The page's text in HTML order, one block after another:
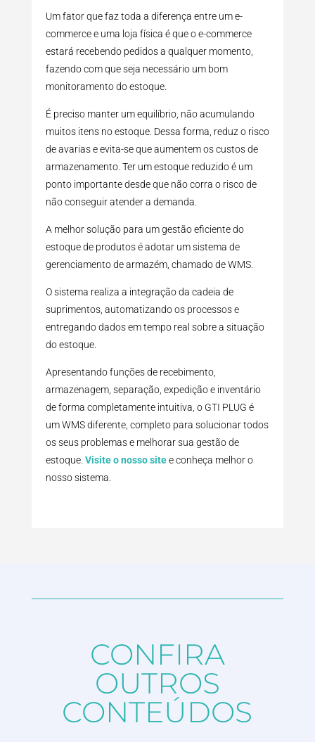
Um fator que faz toda a diferença entre um e-
commerce e uma loja física é que o e-commerce
estará recebendo pedidos a qualquer momento,
fazendo com que seja necessário um bom
monitoramento do estoque.
É preciso manter um equilíbrio, não acumulando
muitos itens no estoque. Dessa forma, reduz o risco
de avarias e evita-se que aumentem os custos de
armazenamento. Ter um estoque reduzido é um
ponto importante desde que não corra o risco de
não conseguir atender a demanda.
A melhor solução para um gestão eficiente do
estoque de produtos é adotar um sistema de
gerenciamento de armazém, chamado de WMS.
O sistema realiza a integração da cadeia de
suprimentos, automatizando os processos e
entregando dados em tempo real sobre a situação
do estoque.
Apresentando funções de recebimento,
armazenagem, separação, expedição e inventário
de forma completamente intuitiva, o GTI PLUG é
um WMS diferente, completo para solucionar todos
os seus problemas e melhorar sua gestão de
estoque. Visite o nosso sitee conheça melhor o
nosso sistema.
CONFIRA
OUTROS
CONTEÚDOS